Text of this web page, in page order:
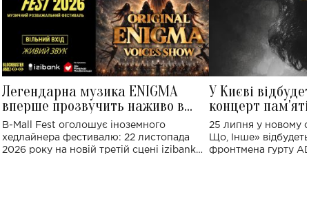
Легендарна музика ENIGMA
вперше прозвучить наживо в
Україні: де відбудеться концерт
B-Mall Fest оголошує іноземного
хедлайнера фестивалю: 22 листопада
2026 року на новій третій сцені izibank
У Києві
концерт
Клименка:
виконають
25 липня у новому
Що, Інше»
фронтмена гурту